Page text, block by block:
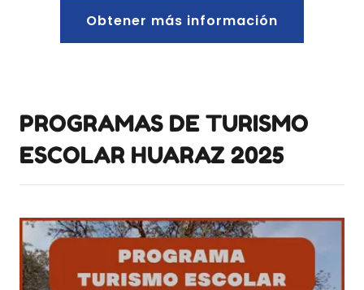
Obtener más información
PROGRAMAS DE TURISMO
ESCOLAR HUARAZ 2025